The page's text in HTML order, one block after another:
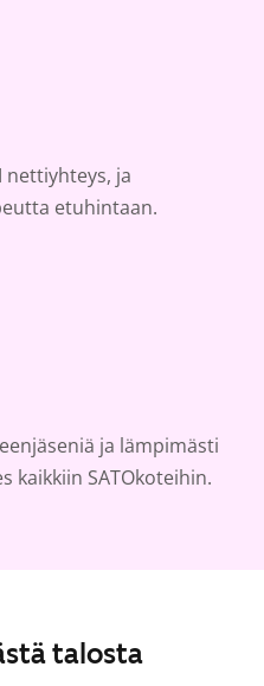
nettiyhteys, ja
etuhintaan.
ja lämpimästi
kaikkiin SATOkoteihin.
talosta